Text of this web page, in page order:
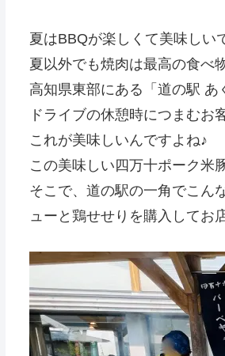
夏はBBQが楽しくて美味しい
夏以外でも焼肉は最高の食べ
高知県東部にある「道の駅 あ
ドライブの休憩時につまむお
これが美味しいんですよね♪
この美味しい四万十ポーク米
そこで、道の駅の一角でこん
ューと鶏せせりを購入してお